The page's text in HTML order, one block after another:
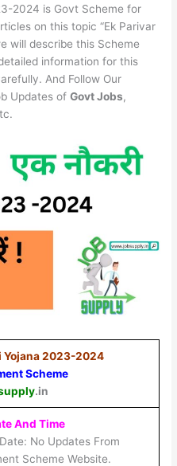
2024 is Govt Scheme for
on this topic “Ek Parivar
will describe this Scheme
information for this
And Follow Our
Updates ofGovt Jobs,
Yojana 2023-2024
Scheme
.in
And Time
No Updates From
Scheme Website.